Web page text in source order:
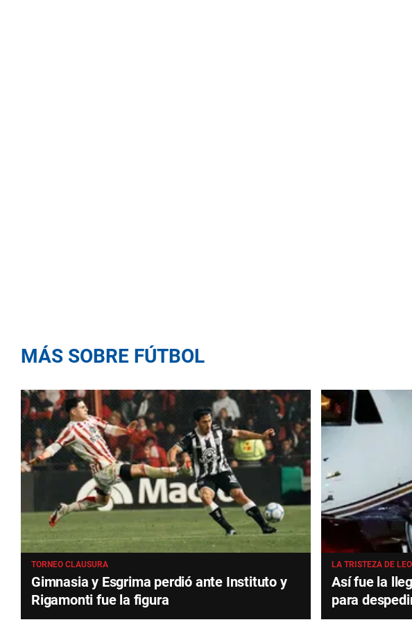
MÁS SOBRE FÚTBOL
TORNEO CLAUSURA
Gimnasia y Esgrima perdió ante Instituto y
Rigamonti fue la figura
LA TRISTEZA DE LEO
Así fue la
para